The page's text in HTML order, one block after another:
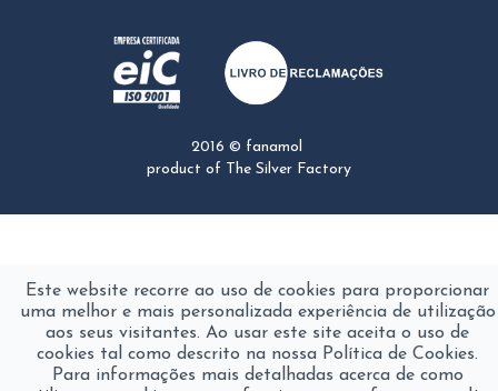
2016 © fanamol
product of
The Silver Factory
Este website recorre ao uso de cookies para proporcionar
uma melhor e mais personalizada experiência de utilização
aos seus visitantes. Ao usar este site aceita o uso de
cookies tal como descrito na nossa Política de Cookies.
Para informações mais detalhadas acerca de como